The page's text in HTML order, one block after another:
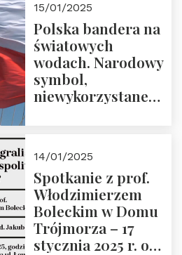
Prowadzi prof.
Zbigniew
Stawrowski
15/01/2025
Polska bandera na
światowych
wodach. Narodowy
symbol,
niewykorzystane
14/01/2025
Spotkanie z prof.
Włodzimierzem
Boleckim w Domu
Trójmorza – 17
stycznia 2025 r. o